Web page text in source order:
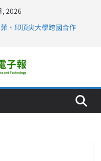
, 2026
、印頂尖大學跨國合作
容學校收穫豐
聯盟 培育護理尖兵
醫學大學第5名 辦學實力再